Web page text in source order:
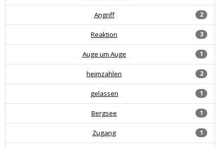
2
Angriff
3
Reaktion
1
Auge um Auge
2
heimzahlen
1
gelassen
1
Bergsee
1
Zugang